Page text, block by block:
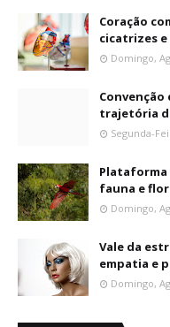
Coração
cicatrizes e
Domingo,
Convenção
trajetória
Segunda-
Plataforma
fauna e
Domingo,
Vale da
empatia e
Domingo,